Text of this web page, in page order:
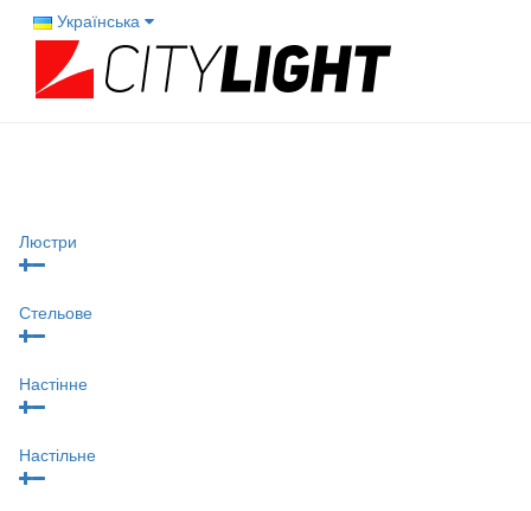
Українська
Люстри
Стельове
Настінне
Настільне